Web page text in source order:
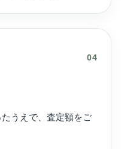
04
うえで、査定額をご